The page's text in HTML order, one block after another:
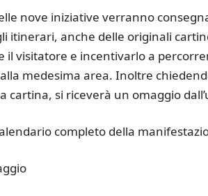
nove iniziative verranno
itinerari, anche delle originali
il visitatore e incentivarlo a
medesima area. Inoltre
cartina, si riceverà un omaggio
completo della